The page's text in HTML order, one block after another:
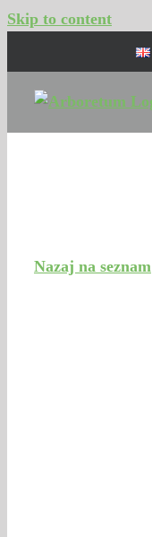
Skip to content
Nazaj na seznam